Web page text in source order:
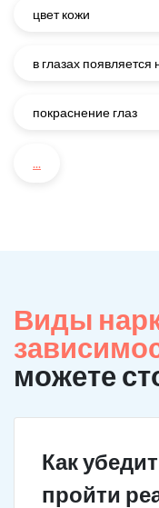
цвет кожи
в глазах
покраснение глаз
...
Виды
можете
Как
пройти